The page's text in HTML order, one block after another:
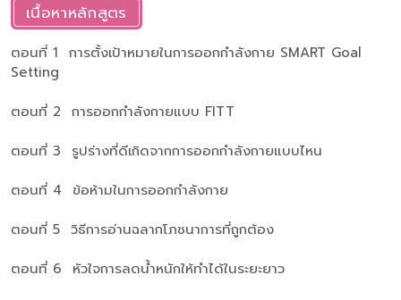
เนื้อหาหลักสูตร
ตอนที่ 1 การตั้งเป้าหมายในการออกกำลังกาย SMART Goal
Setting
ตอนที่ 2 การออกกำลังกายแบบ FITT
ตอนที่ 3 รูปร่างที่ดีเกิดจากการออกกำลังกายแบบไหน
ตอนที่ 4 ข้อห้ามในการออกกำลังกาย
ตอนที่ 5 วิธีการอ่านฉลากโภชนาการที่ถูกต้อง
ตอนที่ 6 หัวใจการลดน้ำหนักให้ทำได้ในระยะยาว